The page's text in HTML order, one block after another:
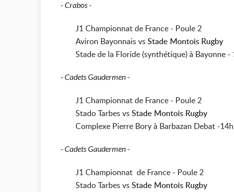
- Crabos -
J1 Championnat de France - Poule 2
Aviron Bayonnais vsStade Montois Rugby
Stade de la Floride (synthétique) à Bayonne -
- Cadets Gaudermen -
J1 Championnat de France - Poule 2
Stado Tarbes vsStade Montois Rugby
Complexe Pierre Bory à Barbazan Debat -
- Cadets Gaudermen -
J1 Championnat de France - Poule 2
Stado Tarbes vsStade Montois Rugby